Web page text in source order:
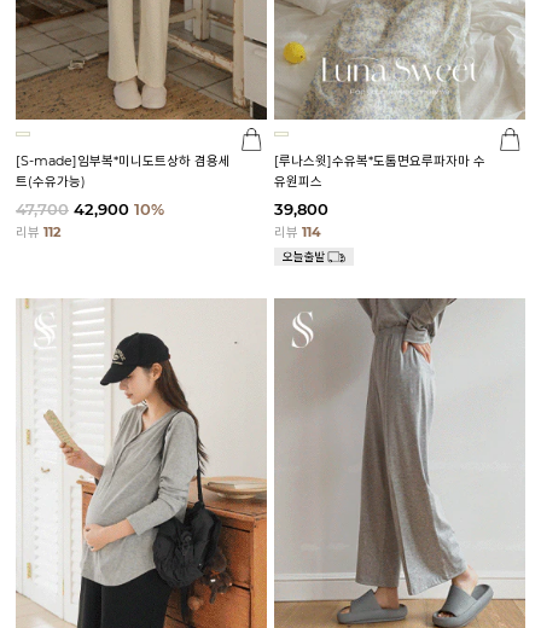
[S-made]임부복*미니도트상하 겸용세
트(수유가능)
47,700 42,900 10%
리뷰 112
[루나스윗]수유복*도톰면요루파자마 수
유원피스
39,800
리뷰 114